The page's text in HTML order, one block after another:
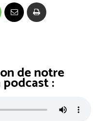
de notre
: